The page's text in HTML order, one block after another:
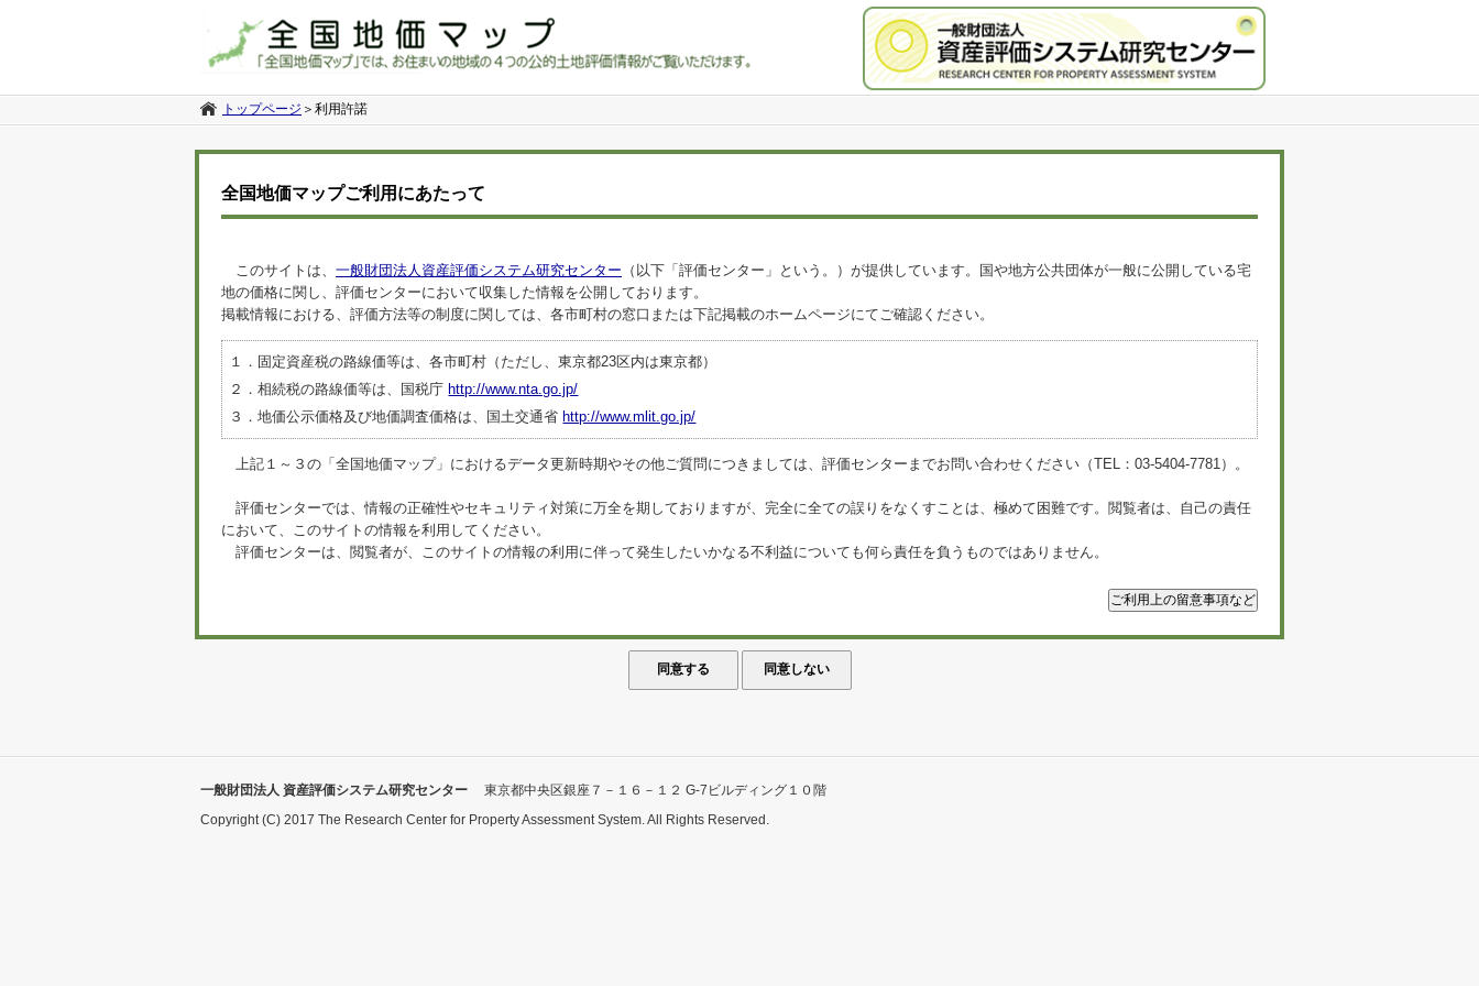
トップページ ＞ 利用許諾
全国地価マップご利用にあたって
このサイトは、 一般財団法人資産評価システム研究センター （以下「評価センター」という。）が提供しています。国や地方公共団体が一般に公開している宅
地の価格に関し、評価センターにおいて収集した情報を公開しております。
掲載情報における、評価方法等の制度に関しては、各市町村の窓口または下記掲載のホームページにてご確認ください。
１．固定資産税の路線価等は、各市町村（ただし、東京都23区内は東京都）
２．相続税の路線価等は、国税庁 http://www.nta.go.jp/
３．地価公示価格及び地価調査価格は、国土交通省 http://www.mlit.go.jp/
上記１～３の「全国地価マップ」におけるデータ更新時期やその他ご質問につきましては、評価センターまでお問い合わせください（TEL：03-5404-7781）。
評価センターでは、情報の正確性やセキュリティ対策に万全を期しておりますが、完全に全ての誤りをなくすことは、極めて困難です。閲覧者は、自己の責任
において、このサイトの情報を利用してください。
評価センターは、閲覧者が、このサイトの情報の利用に伴って発生したいかなる不利益についても何ら責任を負うものではありません。
一般財団法人 資産評価システム研究センター
東京都中央区銀座７－１６－１２ G-7ビルディング１０階
Copyright (C) 2017 The Research Center for Property Assessment System. All Rights Reserved.